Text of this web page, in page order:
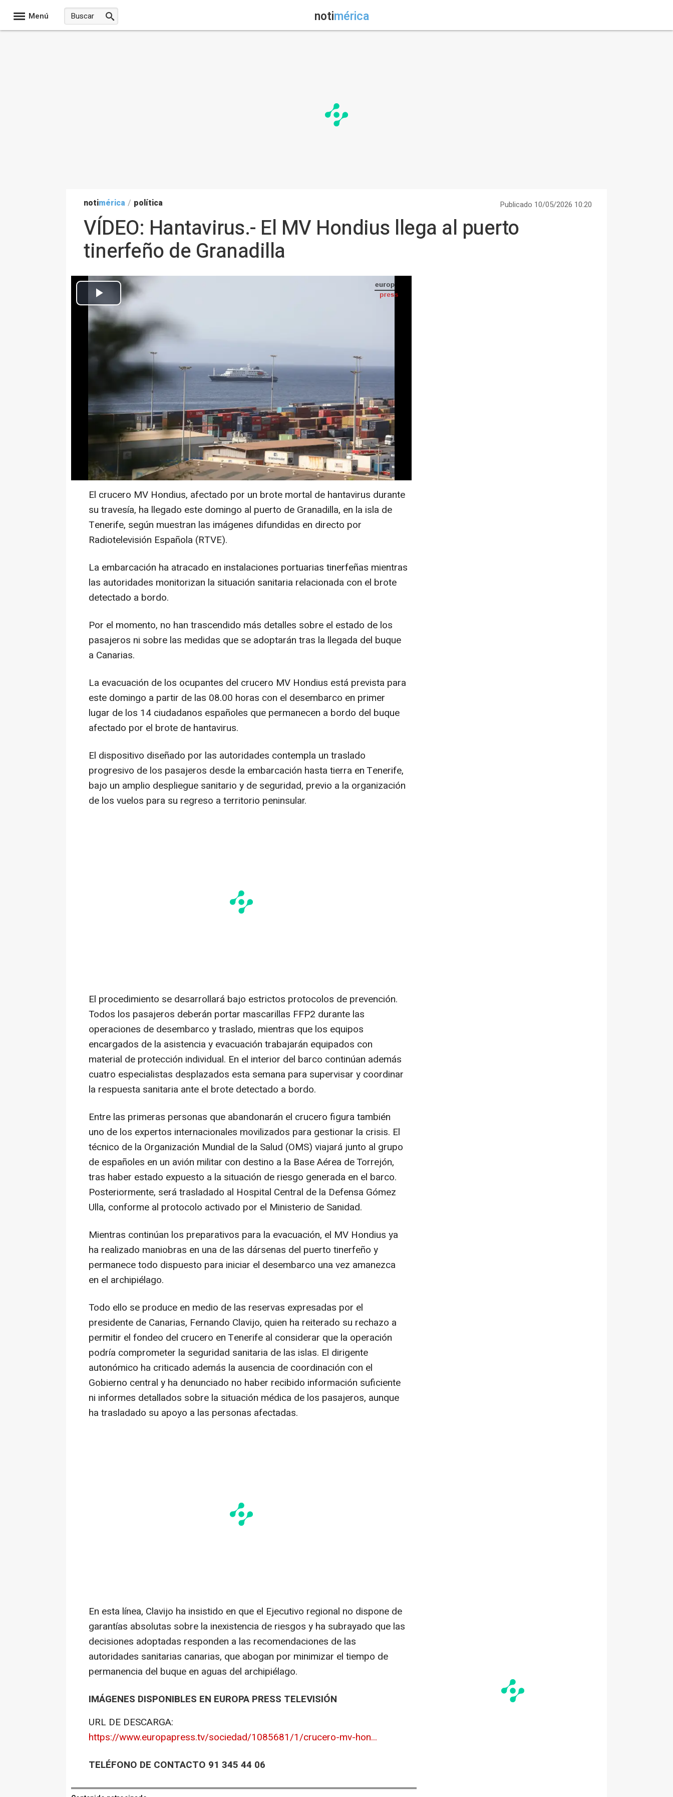
Menú notimérica
notimérica / política Publicado 10/05/2026 10:20
VÍDEO: Hantavirus.- El MV Hondius llega al puerto
tinerfeño de Granadilla
MADRID 10 May. (EUROPA PRESS TELEVISIÓN) -
El crucero MV Hondius, afectado por un brote mortal de hantavirus durante
su travesía, ha llegado este domingo al puerto de Granadilla, en la isla de
Tenerife, según muestran las imágenes difundidas en directo por
Radiotelevisión Española (RTVE).
La embarcación ha atracado en instalaciones portuarias tinerfeñas mientras
las autoridades monitorizan la situación sanitaria relacionada con el brote
detectado a bordo.
Por el momento, no han trascendido más detalles sobre el estado de los
pasajeros ni sobre las medidas que se adoptarán tras la llegada del buque
a Canarias.
La evacuación de los ocupantes del crucero MV Hondius está prevista para
este domingo a partir de las 08.00 horas con el desembarco en primer
lugar de los 14 ciudadanos españoles que permanecen a bordo del buque
afectado por el brote de hantavirus.
El dispositivo diseñado por las autoridades contempla un traslado
progresivo de los pasajeros desde la embarcación hasta tierra en Tenerife,
bajo un amplio despliegue sanitario y de seguridad, previo a la organización
de los vuelos para su regreso a territorio peninsular.
El procedimiento se desarrollará bajo estrictos protocolos de prevención.
Todos los pasajeros deberán portar mascarillas FFP2 durante las
operaciones de desembarco y traslado, mientras que los equipos
encargados de la asistencia y evacuación trabajarán equipados con
material de protección individual. En el interior del barco continúan además
cuatro especialistas desplazados esta semana para supervisar y coordinar
la respuesta sanitaria ante el brote detectado a bordo.
Entre las primeras personas que abandonarán el crucero figura también
uno de los expertos internacionales movilizados para gestionar la crisis. El
técnico de la Organización Mundial de la Salud (OMS) viajará junto al grupo
de españoles en un avión militar con destino a la Base Aérea de Torrejón,
tras haber estado expuesto a la situación de riesgo generada en el barco.
Posteriormente, será trasladado al Hospital Central de la Defensa Gómez
Ulla, conforme al protocolo activado por el Ministerio de Sanidad.
Mientras continúan los preparativos para la evacuación, el MV Hondius ya
ha realizado maniobras en una de las dársenas del puerto tinerfeño y
permanece todo dispuesto para iniciar el desembarco una vez amanezca
en el archipiélago.
Todo ello se produce en medio de las reservas expresadas por el
presidente de Canarias, Fernando Clavijo, quien ha reiterado su rechazo a
permitir el fondeo del crucero en Tenerife al considerar que la operación
podría comprometer la seguridad sanitaria de las islas. El dirigente
autonómico ha criticado además la ausencia de coordinación con el
Gobierno central y ha denunciado no haber recibido información suficiente
ni informes detallados sobre la situación médica de los pasajeros, aunque
ha trasladado su apoyo a las personas afectadas.
En esta línea, Clavijo ha insistido en que el Ejecutivo regional no dispone de
garantías absolutas sobre la inexistencia de riesgos y ha subrayado que las
decisiones adoptadas responden a las recomendaciones de las
autoridades sanitarias canarias, que abogan por minimizar el tiempo de
permanencia del buque en aguas del archipiélago.
IMÁGENES DISPONIBLES EN EUROPA PRESS TELEVISIÓN
URL DE DESCARGA:
https://www.europapress.tv/sociedad/1085681/1/crucero-mv-hon...
TELÉFONO DE CONTACTO 91 345 44 06